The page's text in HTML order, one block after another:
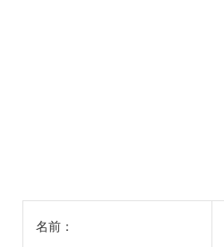
名前：